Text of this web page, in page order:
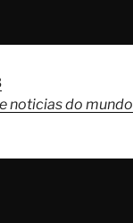
noticias do mundo